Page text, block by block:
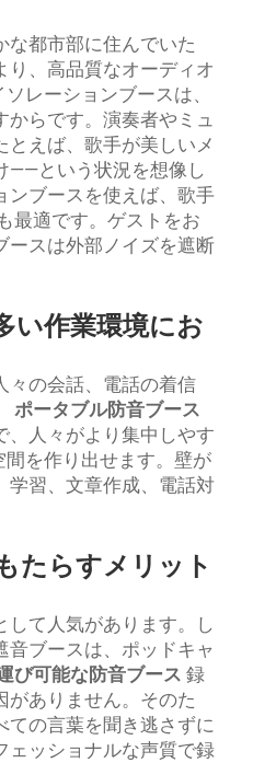
な都市部に住んでいた
り、高品質なオーディオ
レーションブースは、
からです。演奏者やミュ
えば、歌手が美しいメ
——という状況を想像し
ンブースを使えば、歌手
最適です。ゲストをお
ースは外部ノイズを遮断
い作業環境にお
々の会話、電話の着信
ポータブル防音ブース
、人々がより集中しやす
を作り出せます。壁が
学習、文章作成、電話対
たらすメリット
して人気があります。し
音ブースは、ポッドキャ
び可能な防音ブース 録
がありません。そのた
ての言葉を聞き逃さずに
ェッショナルな声質で録